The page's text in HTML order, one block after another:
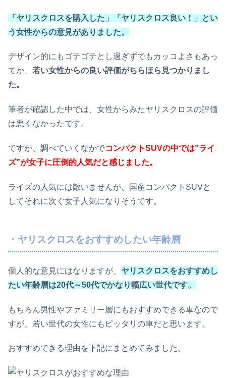
「ヤリスクロスを購入した」「ヤリスクロス良い！」とい
う女性からの意見がありました。
デザイン的にもゴテゴテとし過ぎずでもカッコよさもあっ
てか、 若い女性からの良い評価がちらほら見つかりまし
た。
筆者が確認した中では、女性からみたヤリスクロスの評価
は悪くなかったです。
ですが、調べていくなかでコンパクトSUVの中では”ライ
ズ”が女子に圧倒的人気だと感じました。
ライズの人気には敵いませんが、国産コンパクトSUVと
してそれに次ぐ女子人気になりそうです。
・ヤリスクロスをおすすめしたい年齢層
個人的な意見にはなりますが、 ヤリスクロスをおすすめし
たい年齢層は20代～50代でかなり幅広い世代です。
もちろん男性やファミリー層にもおすすめできる車なので
すが、若い世代の女性にもピッタリの車だと思います。
おすすめできる理由を下記にまとめてみました。